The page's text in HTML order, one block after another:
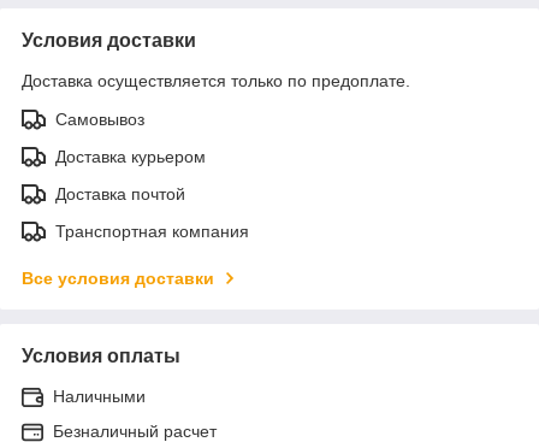
Условия доставки
Доставка осуществляется только по предоплате.
Самовывоз
Доставка курьером
Доставка почтой
Транспортная компания
Все условия доставки
Условия оплаты
Наличными
Безналичный расчет